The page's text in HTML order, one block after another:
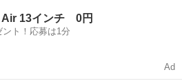
Air 13インチ 0円
ト！応募は1分
Ad